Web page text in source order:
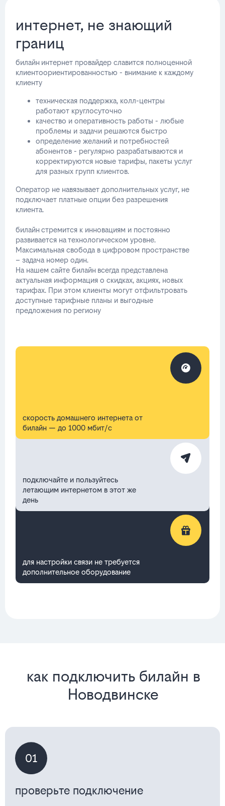
интернет, не знающий
границ
билайн интернет провайдер славится полноценной
клиентоориентированностью - внимание к каждому
клиенту
техническая поддержка, колл-центры
работают круглосуточно
качество и оперативность работы - любые
проблемы и задачи решаются быстро
определение желаний и потребностей
абонентов - регулярно разрабатываются и
корректируются новые тарифы, пакеты услуг
для разных групп клиентов.
Оператор не навязывает дополнительных услуг, не
подключает платные опции без разрешения
клиента.
билайн стремится к инновациям и постоянно
развивается на технологическом уровне.
Максимальная свобода в цифровом пространстве
– задача номер один.
На нашем сайте билайн всегда представлена
актуальная информация о скидках, акциях, новых
тарифах. При этом клиенты могут отфильтровать
доступные тарифные планы и выгодные
предложения по региону
скорость домашнего интернета от
билайн — до 1000 мбит/с
подключайте и пользуйтесь
летающим интернетом в этот же
день
для настройки связи не требуется
дополнительное оборудование
как подключить билайн в
Новодвинске
01
проверьте подключение